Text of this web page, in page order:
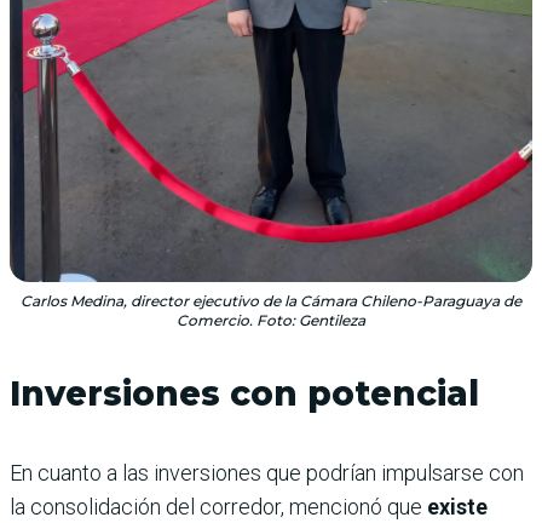
Carlos Medina, director ejecutivo de la Cámara Chileno-Paraguaya de
Comercio. Foto: Gentileza
Inversiones con potencial
En cuanto a las inversiones que podrían impulsarse con
la consolidación del corredor, mencionó que existe